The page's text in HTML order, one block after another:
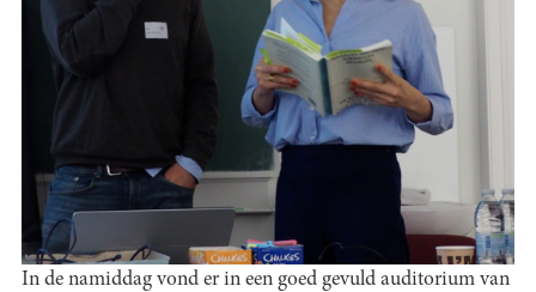
In de namiddag vond er in een goed gevuld auditorium van